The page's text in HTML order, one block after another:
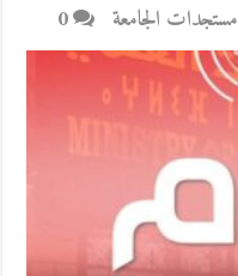
مستجدات الجامعة 0